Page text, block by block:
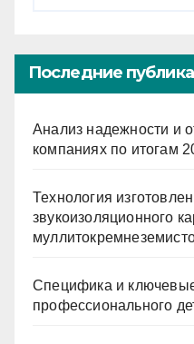
Последние
Анализ надежности и
компаниях по итогам
Технология
звукоизоляционного
Специфика и
профессионального